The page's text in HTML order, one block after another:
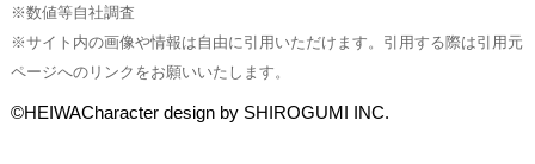
※数値等自社調査
※サイト内の画像や情報は自由に引用いただけます。引用する際は引用元
ページへのリンクをお願いいたします。
©HEIWACharacter design by SHIROGUMI INC.